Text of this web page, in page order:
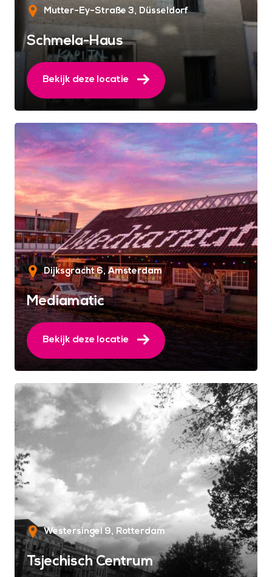
Mutter-Ey-Straße 3 Düsseldorf
Schmela-Haus
Bekijk deze locatie
Dijksgracht 6 Amsterdam
Mediamatic
Bekijk deze locatie
Westersingel 9 Rotterdam
Tsjechisch Centrum